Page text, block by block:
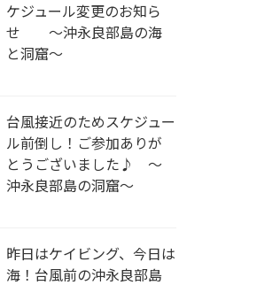
ケジュール変更のお知ら
せ ～沖永良部島の海
と洞窟～
台風接近のためスケジュー
ル前倒し！ご参加ありが
とうございました♪ ～
沖永良部島の洞窟～
昨日はケイビング、今日は
海！台風前の沖永良部島